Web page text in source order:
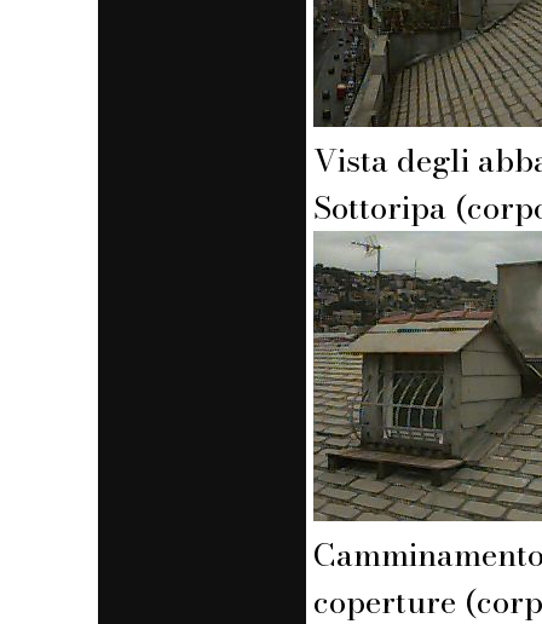
Vista degli
Sottoripa
coperture